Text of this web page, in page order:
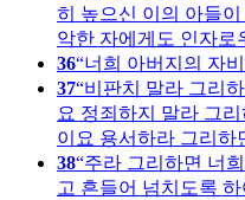
히 높으신 이의 아들
악한 자에게도 인자로
36 너희 아버지의 자
37 비판치 말라 그리
요 정죄하지 말라 그
이요 용서하라 그리하
38 주라 그리하면 너
고 흔들어 넘치도록